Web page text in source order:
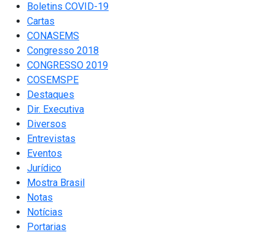
Boletins COVID-19
Cartas
CONASEMS
Congresso 2018
CONGRESSO 2019
COSEMSPE
Destaques
Dir. Executiva
Diversos
Entrevistas
Eventos
Jurídico
Mostra Brasil
Notas
Notícias
Portarias